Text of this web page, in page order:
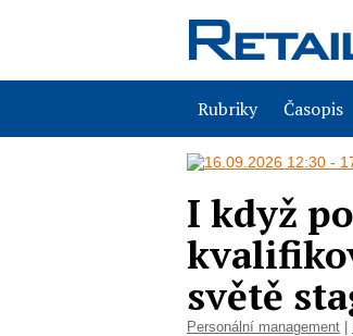
Rubriky Časopis
I když
světě
Personální management